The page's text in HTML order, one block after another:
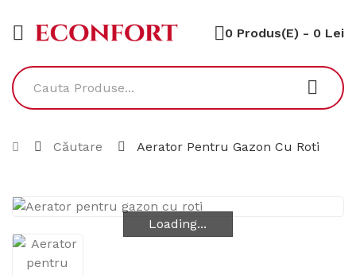
0 Produs(e) - 0 Lei
Căutare Aerator Pentru Gazon Cu Roti
Loading...
Loading...